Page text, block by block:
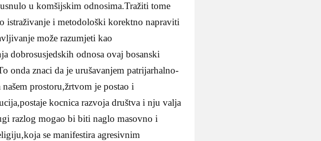
u komšijskim odnosima.Tražiti tome
istraživanje i metodološki korektno napraviti
može razumjeti kao
dobrosusjedskih odnosa ovaj bosanski
onda znaci da je urušavanjem patrijarhalno-
prostoru,žrtvom je postao i
kocnica razvoja društva i nju valja
razlog mogao bi biti naglo masovno i
se manifestira agresivnim